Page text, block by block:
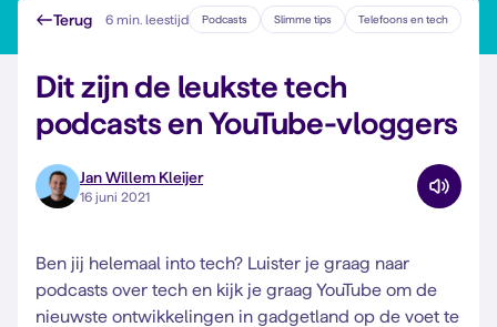
Terug 6 min. leestijd Podcasts Slimme tips Telefoons en tech
Dit zijn de leukste tech
podcasts en YouTube-vloggers
Jan Willem Kleijer
16 juni 2021
Ben jij helemaal into tech? Luister je graag naar
podcasts over tech en kijk je graag YouTube om de
nieuwste ontwikkelingen in gadgetland op de voet te